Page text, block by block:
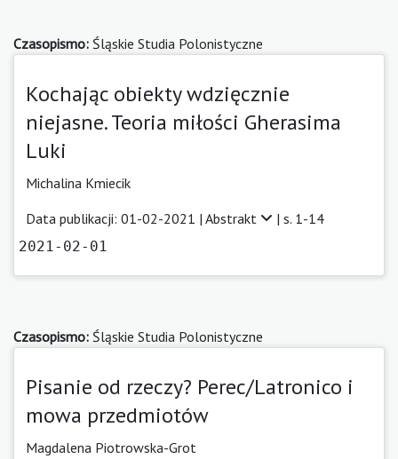
Czasopismo: Śląskie Studia Polonistyczne
Kochając obiekty wdzięcznie
niejasne. Teoria miłości Gherasima
Luki
Michalina Kmiecik
Data publikacji: 01-02-2021 | Abstrakt | s. 1-14
2021-02-01
Czasopismo: Śląskie Studia Polonistyczne
Pisanie od rzeczy? Perec/Latronico i
mowa przedmiotów
Magdalena Piotrowska-Grot